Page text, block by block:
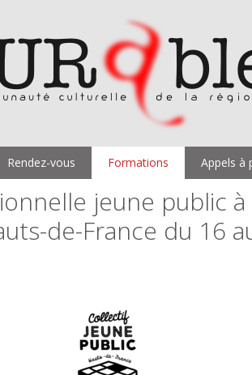
Rendez-vous Formations Appels à
jeune public
de-France du 16